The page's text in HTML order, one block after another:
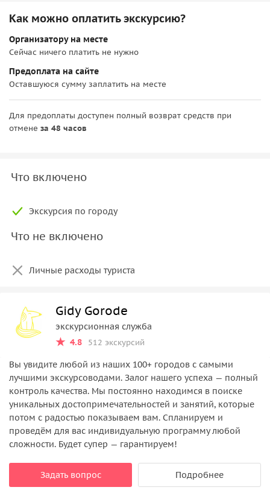
Как можно оплатить экскурсию?
Организатору на месте
Сейчас ничего платить не нужно
Предоплата на сайте
Оставшуюся сумму заплатить на месте
Для предоплаты доступен полный возврат средств при
отмене за 48 часов
Что включено
Экскурсия по городу
Что не включено
Личные расходы туриста
Gidy Gorode
экскурсионная служба
4.8
512 экскурсий
Вы увидите любой из наших 100+ городов с самыми
лучшими экскурсоводами. Залог нашего успеха — полный
контроль качества. Мы постоянно находимся в поиске
уникальных достопримечательностей и занятий, которые
потом с радостью показываем вам. Спланируем и
проведём для вас индивидуальную программу любой
сложности. Будет супер — гарантируем!
Задать вопрос Подробнее